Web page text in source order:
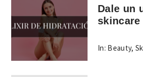
Dale un
skincare
In: Beauty,